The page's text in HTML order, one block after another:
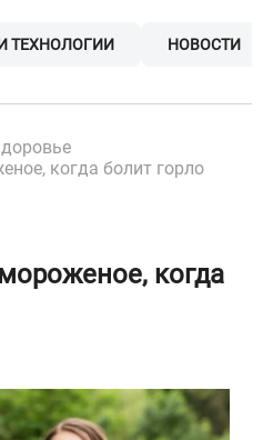
ТЕХНОЛОГИИ НОВОСТИ
когда болит горло
когда